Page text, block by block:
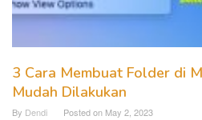
3 Cara Membuat Folder di
Mudah Dilakukan
By Dendi Posted on May 2, 2023